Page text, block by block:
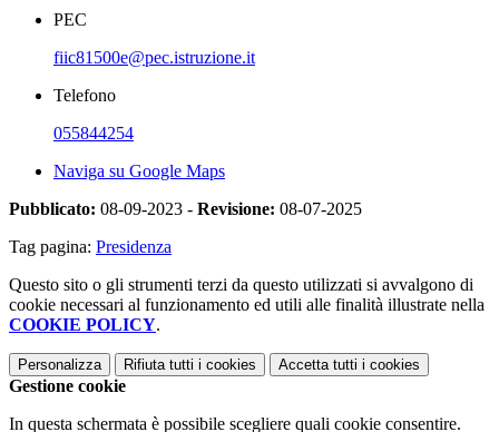
PEC
fiic81500e@pec.istruzione.it
Telefono
055844254
Naviga su Google Maps
Pubblicato: 08-09-2023 - Revisione: 08-07-2025
Tag pagina: Presidenza
Questo sito o gli strumenti terzi da questo utilizzati si avvalgono di
cookie necessari al funzionamento ed utili alle finalità illustrate nella
COOKIE POLICY.
Personalizza Rifiuta tutti i cookies Accetta tutti i cookies
Gestione cookie
In questa schermata è possibile scegliere quali cookie consentire.